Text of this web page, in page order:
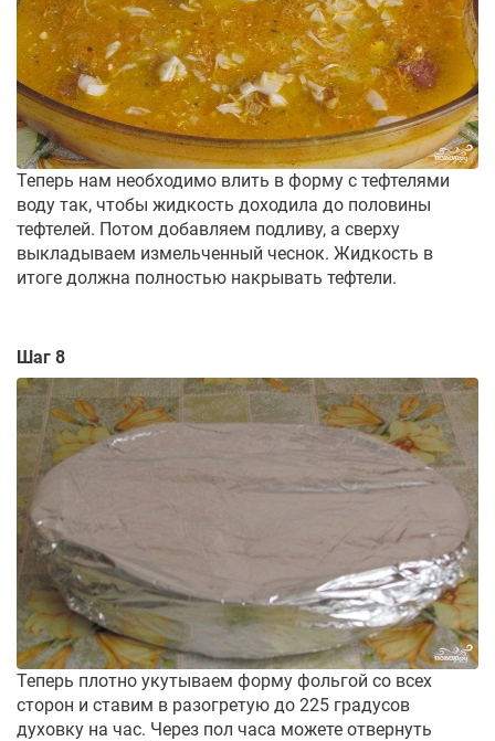
Теперь нам необходимо влить в форму с тефтелями
воду так, чтобы жидкость доходила до половины
тефтелей. Потом добавляем подливу, а сверху
выкладываем измельченный чеснок. Жидкость в
итоге должна полностью накрывать тефтели.
Шаг 8
Теперь плотно укутываем форму фольгой со всех
сторон и ставим в разогретую до 225 градусов
духовку на час. Через пол часа можете отвернуть